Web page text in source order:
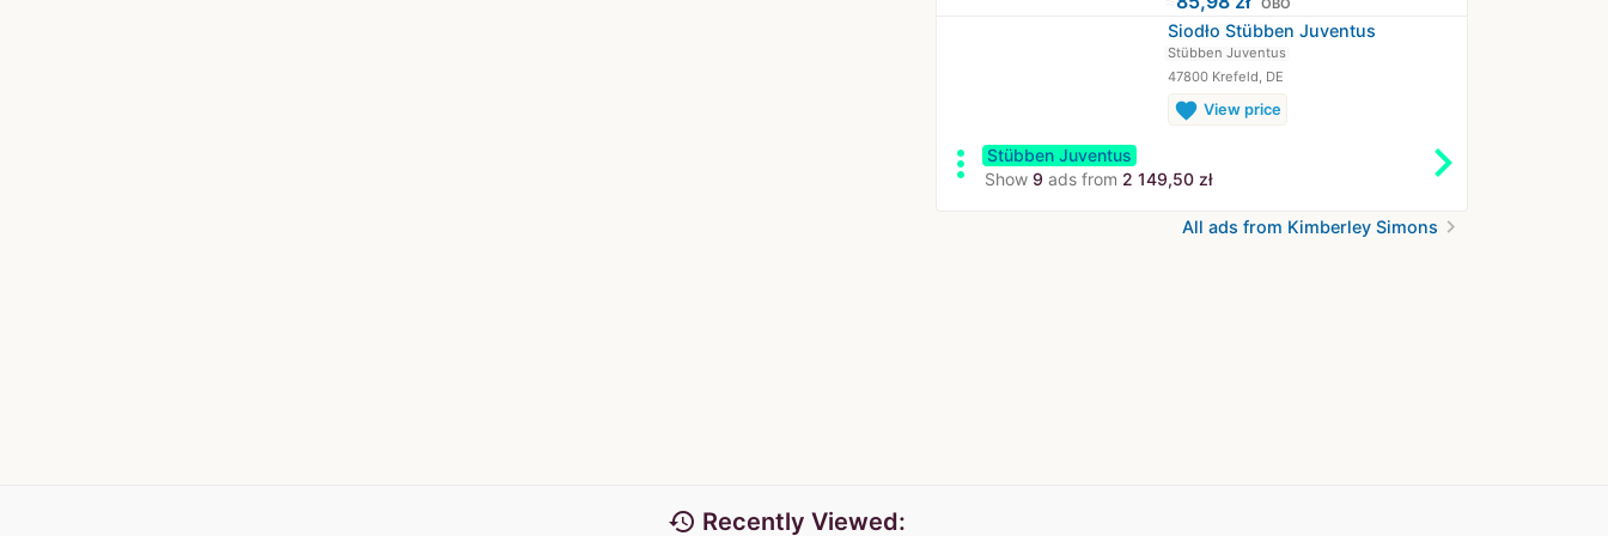
OBO
Siodło Stübben Juventus
Stübben Juventus
47800 Krefeld, DE
favorite View price
more_vert
Stübben Juventus
Show 9 ads from 2 149,50 zł chevron_right
All ads from Kimberley Simons chevron_right
history Recently Viewed: